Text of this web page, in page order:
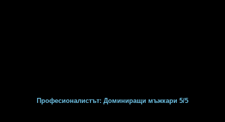
Професионалистът: Доминиращи мъжкари 5/5